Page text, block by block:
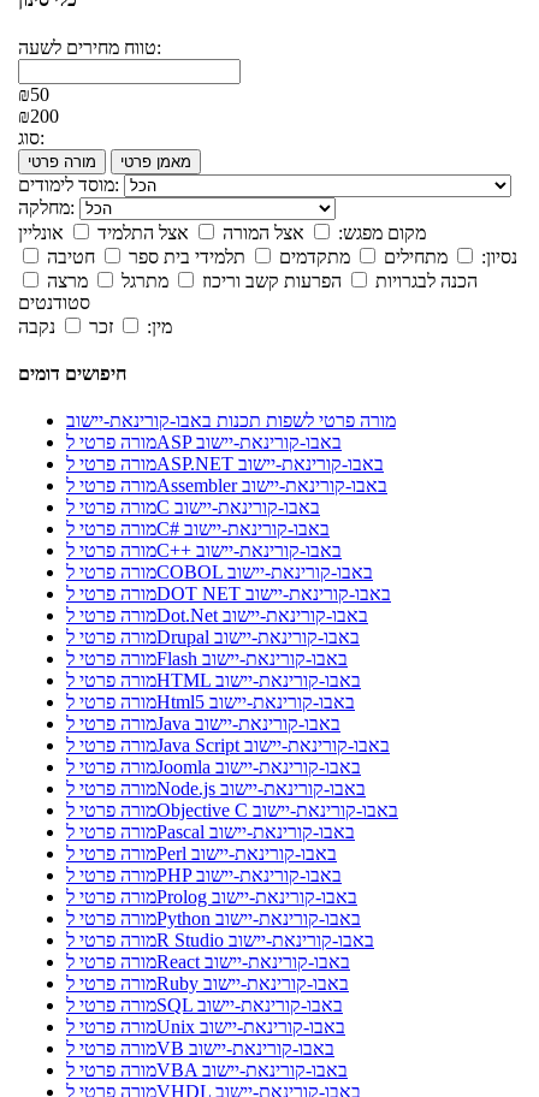
טווח מחירים לשעה:
₪50
₪200
סוג:
מורה פרטי מאמן פרטי
מוסד לימודים:
מחלקה:
מקום מפגש:
אצל המורה אצל התלמיד
אונליין
נסיון:
מתחילים מתקדמים תלמידי בית ספר
חטיבה
הכנה לבגרויות
הפרעות קשב וריכוז מתרגל
מרצה
סטודנטים
מין:
זכר נקבה
חיפושים דומים
מורה פרטי לשפות תכנות באבו-קורינאת-יישוב
מורה פרטי לASP באבו-קורינאת-יישוב
מורה פרטי לASP.NET באבו-קורינאת-יישוב
מורה פרטי לAssembler באבו-קורינאת-יישוב
מורה פרטי לC באבו-קורינאת-יישוב
מורה פרטי לC# באבו-קורינאת-יישוב
מורה פרטי לC++ באבו-קורינאת-יישוב
מורה פרטי לCOBOL באבו-קורינאת-יישוב
מורה פרטי לDOT NET באבו-קורינאת-יישוב
מורה פרטי לDot.Net באבו-קורינאת-יישוב
מורה פרטי לDrupal באבו-קורינאת-יישוב
מורה פרטי לFlash באבו-קורינאת-יישוב
מורה פרטי לHTML באבו-קורינאת-יישוב
מורה פרטי לHtml5 באבו-קורינאת-יישוב
מורה פרטי לJava באבו-קורינאת-יישוב
מורה פרטי לJava Script באבו-קורינאת-יישוב
מורה פרטי לJoomla באבו-קורינאת-יישוב
מורה פרטי לNode.js באבו-קורינאת-יישוב
מורה פרטי לObjective C באבו-קורינאת-יישוב
מורה פרטי לPascal באבו-קורינאת-יישוב
מורה פרטי לPerl באבו-קורינאת-יישוב
מורה פרטי לPHP באבו-קורינאת-יישוב
מורה פרטי לProlog באבו-קורינאת-יישוב
מורה פרטי לPython באבו-קורינאת-יישוב
מורה פרטי לR Studio באבו-קורינאת-יישוב
מורה פרטי לReact באבו-קורינאת-יישוב
מורה פרטי לRuby באבו-קורינאת-יישוב
מורה פרטי לSQL באבו-קורינאת-יישוב
מורה פרטי לUnix באבו-קורינאת-יישוב
מורה פרטי לVB באבו-קורינאת-יישוב
מורה פרטי לVBA באבו-קורינאת-יישוב
מורה פרטי לVHDL באבו-קורינאת-יישוב